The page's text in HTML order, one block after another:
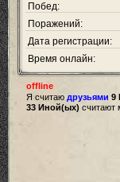
Побед:
Поражений:
Дата регистрации:
Время онлайн:
offline
Я считаю друзьями 9
33 Иной(ых) считают